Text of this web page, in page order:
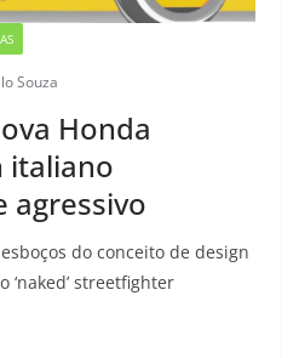
Souza
Honda
italiano
agressivo
do conceito de design
‘naked’ streetfighter